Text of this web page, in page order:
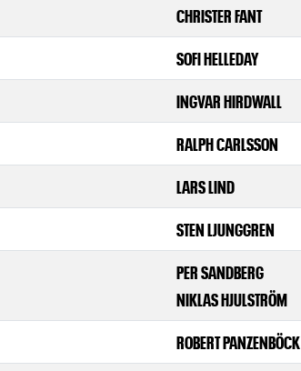
CHRISTER FANT
SOFI HELLEDAY
INGVAR HIRDWALL
RALPH CARLSSON
LARS LIND
STEN LJUNGGREN
PER SANDBERG
NIKLAS HJULSTRÖM
ROBERT PANZENBÖCK